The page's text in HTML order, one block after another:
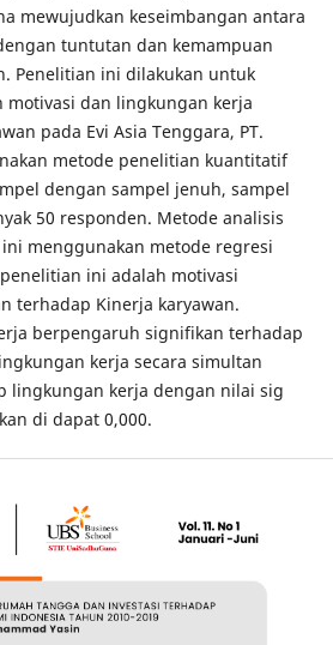
mewujudkan keseimbangan antara
tuntutan dan kemampuan
Penelitian ini dilakukan untuk
dan lingkungan kerja
pada Evi Asia Tenggara, PT.
metode penelitian kuantitatif
dengan sampel jenuh, sampel
50 responden. Metode analisis
menggunakan metode regresi
ini adalah motivasi
terhadap Kinerja karyawan.
berpengaruh signifikan terhadap
kerja secara simultan
lingkungan kerja dengan nilai sig
di dapat 0,000.